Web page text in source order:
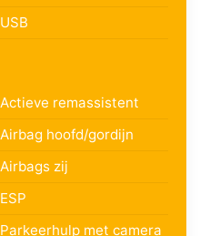
USB
Actieve remassistent
Airbag hoofd/gordijn
Airbags zij
ESP
Parkeerhulp met camera